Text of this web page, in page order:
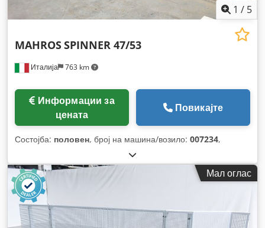
1 / 5
Италија 763 km
MAHROSSPINNER 47/53
цената
Повикајте
Состојба: половен, број на машина/возило: 007234,
Мал оглас